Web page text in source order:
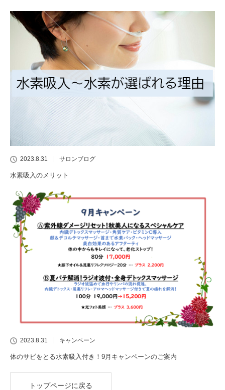
2023.8.31 サロンブログ
水素吸入のメリット
2023.8.31 キャンペーン
体のサビをとる水素吸入付き！9月キャンペーンのご案内
トップページに戻る